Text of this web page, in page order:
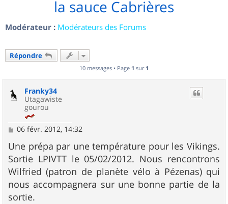
la sauce Cabrières
Modérateur : Modérateurs des Forums
Répondre
10 messages • Page 1 sur 1
Franky34
Utagawiste
gourou
M
s
s
a
g
e
06 févr. 2012, 14:32
Une prépa par une température pour les Vikings.
Sortie LPIVTT le 05/02/2012. Nous rencontrons
Wilfried (patron de planète vélo à Pézenas) qui
nous accompagnera sur une bonne partie de la
sortie.